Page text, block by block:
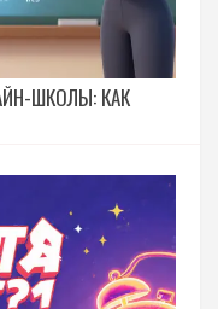
ШКОЛЫ: КАК